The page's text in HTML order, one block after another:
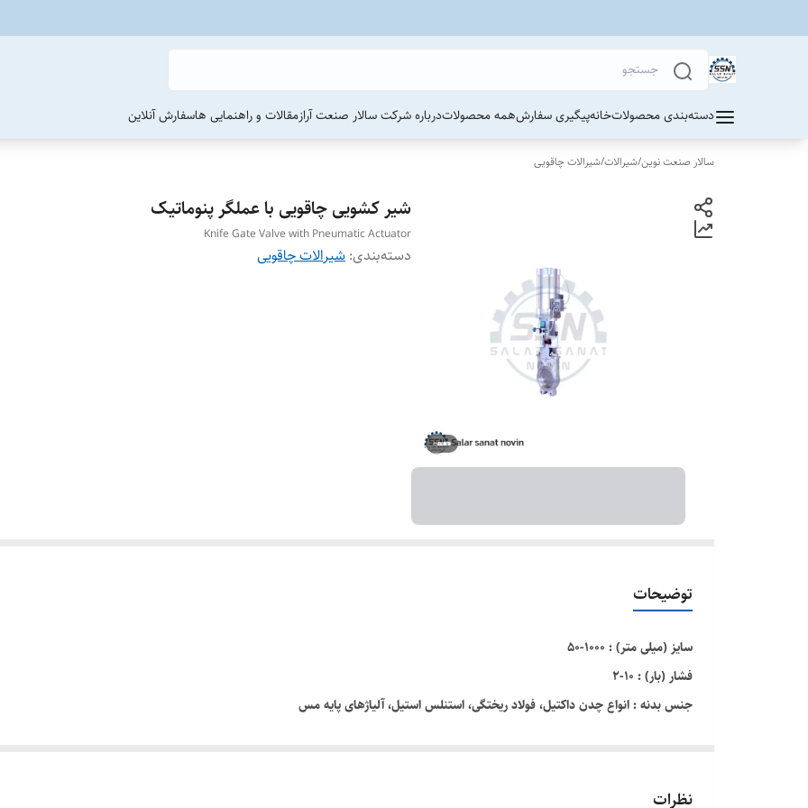
دسته‌بندی محصولاتخانهپیگیری سفارشهمه محصولاتدرباره شرکت سالار صنعت آرازمقالات و راهنمایی هاسفارش آنلاین
سالار صنعت نوین/شیرالات/شیرالات چاقویی
شیر کشویی چاقویی با عملگر پنوماتیک
Knife Gate Valve with Pneumatic Actuator
دسته‌بندی: شیرالات چاقویی
توضیحات
سایز (میلی متر) : ۱۰۰۰-۵۰
فشار (بار) : ۱۰-۲
جنس بدنه : انواع چدن داکتيل، فولاد ریختگی، استنلس استیل، آلیاژهای پایه مس
كمترین تماس را با یكدیگر دارند. تیغه مابین لایه ای از پكینگ و لاستیک آب بندی و بدون اینكه با بدنه تماسی داشته باشد، به سمت بالا و
نظرات